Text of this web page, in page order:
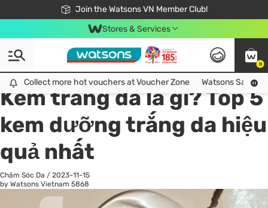
Join the Watsons VN Member Club!
Free Shipping For Order From 249,000Đ
24h Fast delivery in Hồ Chí Minh City
Stores & Services
0
Collect more hot vouchers at Voucher Zone
Collect more hot vouchers at Voucher Zone Watsons Safety
All
Chăm Sóc Cá Nhân
Kem trắng da là gì? Top 5
kem dưỡng trắng da hiệu
quả nhất
Chăm Sóc Da / 2023-11-15
by Watsons Vietnam 5868